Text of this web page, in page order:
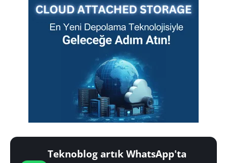
Teknoblog artık WhatsApp'ta